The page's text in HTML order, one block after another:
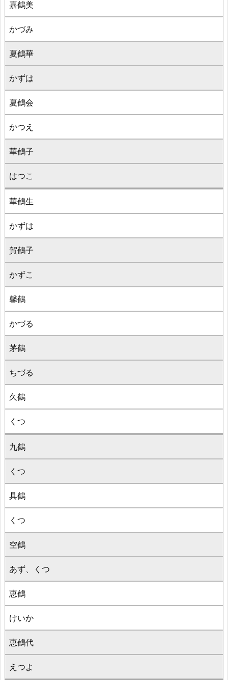
嘉鶴美
かづみ
夏鶴華
かずは
夏鶴会
かつえ
華鶴子
はつこ
華鶴生
かずは
賀鶴子
かずこ
馨鶴
かづる
茅鶴
ちづる
久鶴
くつ
九鶴
くつ
具鶴
くつ
空鶴
あず、くつ
恵鶴
けいか
恵鶴代
えつよ